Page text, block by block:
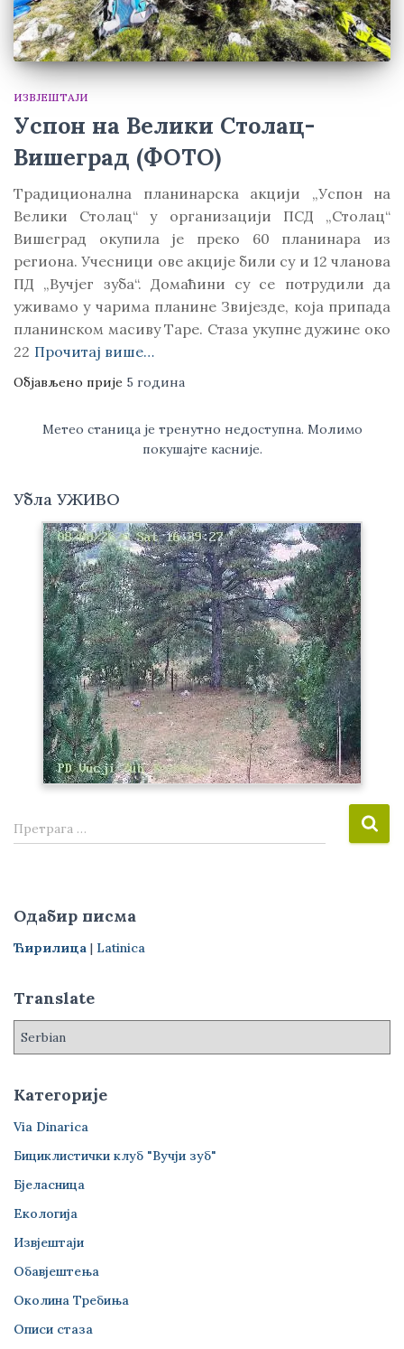
ИЗВЈЕШТАЈИ
Успон на Велики Столац-
Вишеград (ФОТО)
Традиционална планинарска акцији „Успон на
Велики Столац“ у организацији ПСД „Столац“
Вишеград окупила је преко 60 планинара из
региона. Учесници ове акције били су и 12 чланова
ПД „Вучјег зуба“. Домаћини су се потрудили да
уживамо у чарима планине Звијезде, која припада
планинском масиву Таре. Стаза укупне дужине око
22 Прочитај више…
Објављено прије 5 година
Метео станица је тренутно недоступна. Молимо
покушајте касније.
Убла УЖИВО
П
р
а
г
а
:
Претрага …
Одабир писма
Ћирилица | Latinica
Translate
Категорије
Via Dinarica
Бициклистички клуб "Вучји зуб"
Бјеласница
Екологија
Извјештаји
Обавјештења
Околина Требиња
Описи стаза